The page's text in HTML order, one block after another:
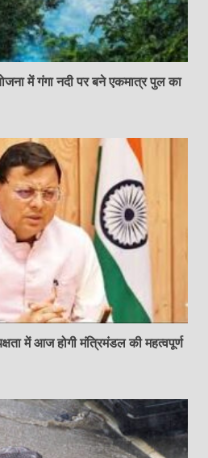
में गंगा नदी पर बने एकमात्र पुल का
में आज होगी मंत्रिमंडल की महत्वपूर्ण